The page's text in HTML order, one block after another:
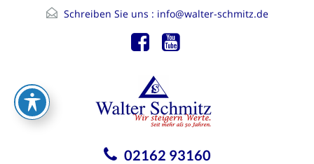
Schreiben Sie uns : info@walter-schmitz.de
02162 93160